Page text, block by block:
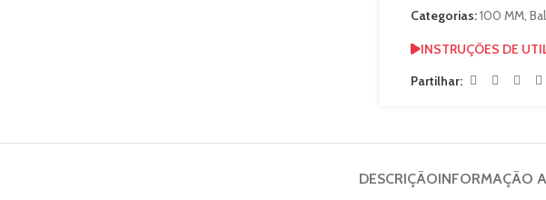
Categorias:100 MM,
INSTRUÇÕES DE
Partilhar:
DESCRIÇÃOINFORMAÇÃO